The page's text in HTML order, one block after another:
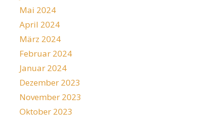
Mai 2024
April 2024
März 2024
Februar 2024
Januar 2024
Dezember 2023
November 2023
Oktober 2023